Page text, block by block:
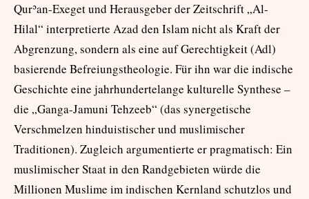
Qurʾan-Exeget und Herausgeber der Zeitschrift „Al-
Hilal“ interpretierte Azad den Islam nicht als Kraft der
Abgrenzung, sondern als eine auf Gerechtigkeit (Adl)
basierende Befreiungstheologie. Für ihn war die indische
Geschichte eine jahrhundertelange kulturelle Synthese –
die „Ganga-Jamuni Tehzeeb“ (das synergetische
Verschmelzen hinduistischer und muslimischer
Traditionen). Zugleich argumentierte er pragmatisch: Ein
muslimischer Staat in den Randgebieten würde die
Millionen Muslime im indischen Kernland schutzlos und